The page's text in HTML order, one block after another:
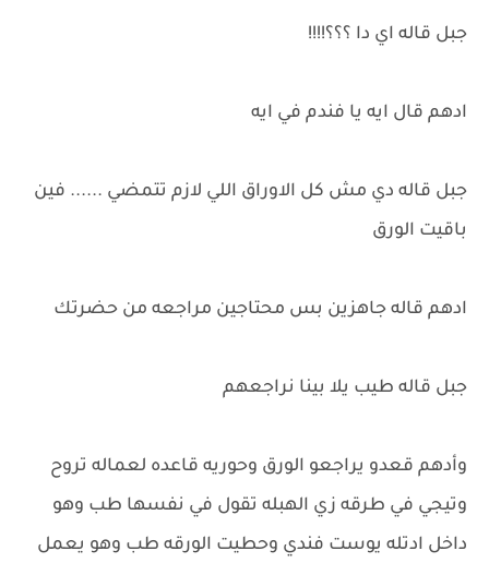
جبل قاله اي دا ؟؟؟!!!!
ادهم قال ايه يا فندم في ايه
جبل قاله دي مش كل الاوراق اللي لازم تتمضي ...... فين
باقيت الورق
ادهم قاله جاهزين بس محتاجين مراجعه من حضرتك
جبل قاله طيب يلا بينا نراجعهم
وأدهم قعدو يراجعو الورق وحوريه قاعده لعماله تروح
وتيجي في طرقه زي الهبله تقول في نفسها طب وهو
داخل ادتله يوست فندي وحطيت الورقه طب وهو يعمل